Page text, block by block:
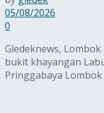
05/08/2026
0
Gledeknews,
bukit khayangan
Pringgabaya